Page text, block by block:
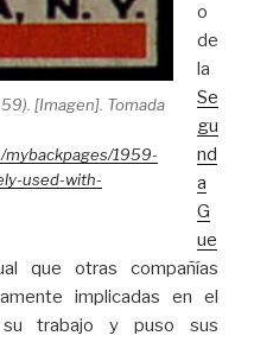
[Imagen]. Tomada
1959-
used-with-
o
de
la
Se
gu
nd
a
G
ue
que otras compañías
implicadas en el
su trabajo y puso sus